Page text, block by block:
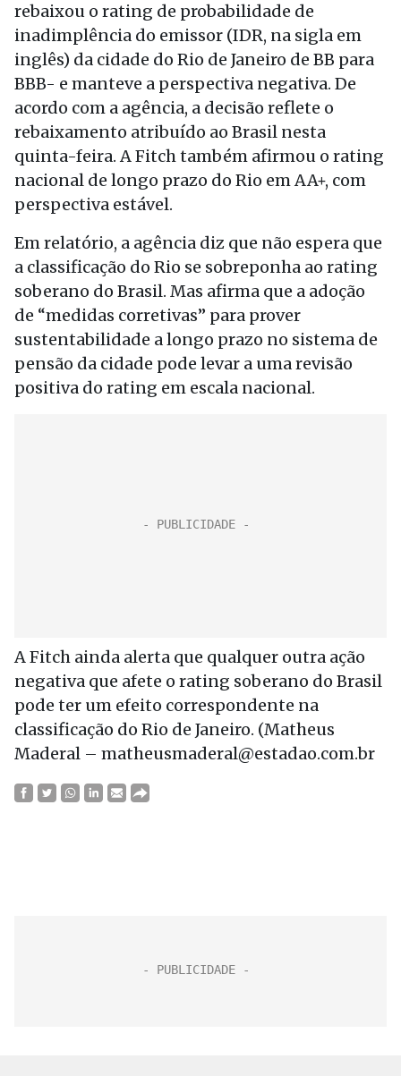
rebaixou o rating de probabilidade de
inadimplência do emissor (IDR, na sigla em
inglês) da cidade do Rio de Janeiro de BB para
BBB- e manteve a perspectiva negativa. De
acordo com a agência, a decisão reflete o
rebaixamento atribuído ao Brasil nesta
quinta-feira. A Fitch também afirmou o rating
nacional de longo prazo do Rio em AA+, com
perspectiva estável.
Em relatório, a agência diz que não espera que
a classificação do Rio se sobreponha ao rating
soberano do Brasil. Mas afirma que a adoção
de “medidas corretivas” para prover
sustentabilidade a longo prazo no sistema de
pensão da cidade pode levar a uma revisão
positiva do rating em escala nacional.
A Fitch ainda alerta que qualquer outra ação
negativa que afete o rating soberano do Brasil
pode ter um efeito correspondente na
classificação do Rio de Janeiro. (Matheus
Maderal – matheusmaderal@estadao.com.br